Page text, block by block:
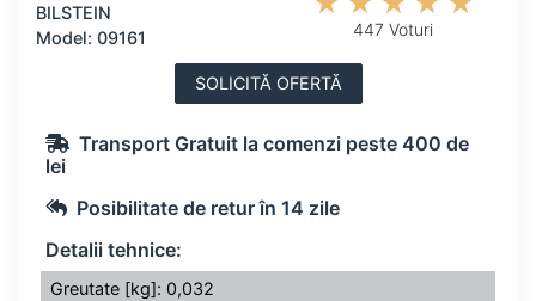
BILSTEIN
Model: 09161
447 Voturi
SOLICITĂ OFERTĂ
Transport Gratuit la comenzi peste 400 de
lei
Posibilitate de retur în 14 zile
Detalii tehnice:
Greutate [kg]: 0,032